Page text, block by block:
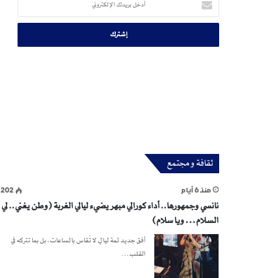
بريدك
الإلكتروني
ثقافة و مجتمع
منذ 6 أيام 202
نانسي وجمهورها.. أداء كورالي مبهر يضيء ليالي الغربة (وطن يغني.. لي
السلام… ويا سلام)
أفق جديد ثمة ليالٍ لا تُقاس بالساعات، بل بما تتركه في
القلب…